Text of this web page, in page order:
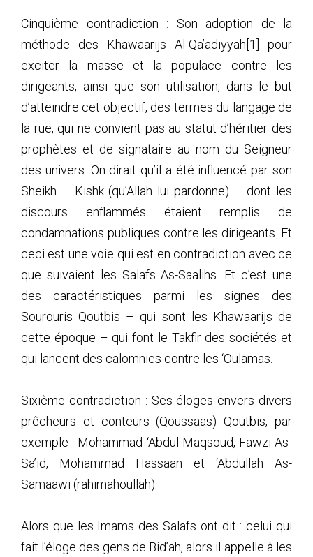
Cinquième contradiction : Son adoption de la
méthode des Khawaarijs Al-Qa’adiyyah[1] pour
exciter la masse et la populace contre les
dirigeants, ainsi que son utilisation, dans le but
d’atteindre cet objectif, des termes du langage de
la rue, qui ne convient pas au statut d’héritier des
prophètes et de signataire au nom du Seigneur
des univers. On dirait qu’il a été influencé par son
Sheikh – Kishk (qu’Allah lui pardonne) – dont les
discours enflammés étaient remplis de
condamnations publiques contre les dirigeants. Et
ceci est une voie qui est en contradiction avec ce
que suivaient les Salafs As-Saalihs. Et c’est une
des caractéristiques parmi les signes des
Sourouris Qoutbis – qui sont les Khawaarijs de
cette époque – qui font le Takfir des sociétés et
qui lancent des calomnies contre les ‘Oulamas.
Sixième contradiction : Ses éloges envers divers
prêcheurs et conteurs (Qoussaas) Qoutbis, par
exemple : Mohammad ‘Abdul-Maqsoud, Fawzi As-
Sa’id, Mohammad Hassaan et ‘Abdullah As-
Samaawi (rahimahoullah).
Alors que les Imams des Salafs ont dit : celui qui
fait l’éloge des gens de Bid’ah, alors il appelle à les